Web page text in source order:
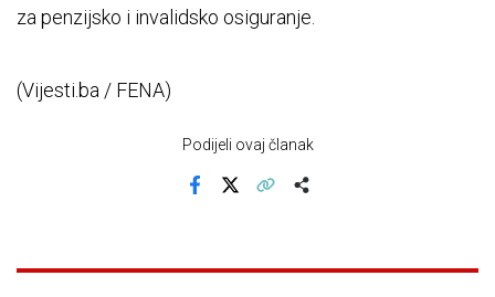
za penzijsko i invalidsko osiguranje.
(Vijesti.ba / FENA)
Podijeli ovaj članak